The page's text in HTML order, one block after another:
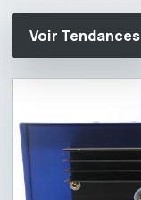
Voir Tendances